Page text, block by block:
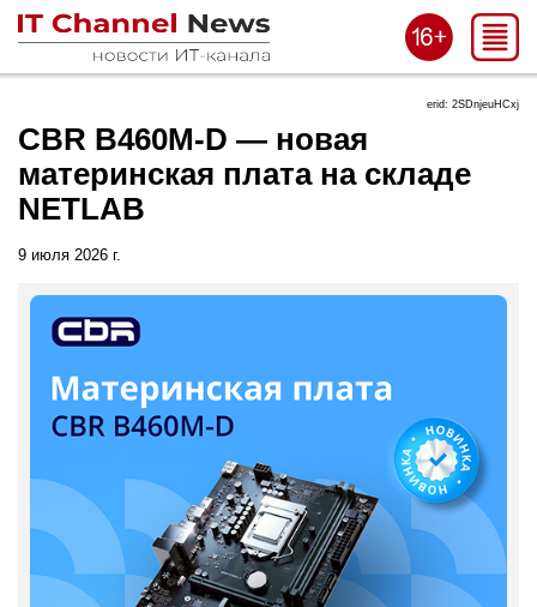
erid: 2SDnjeuHCxj
CBR B460M-D — новая
материнская плата на складе
NETLAB
9 июля 2026 г.